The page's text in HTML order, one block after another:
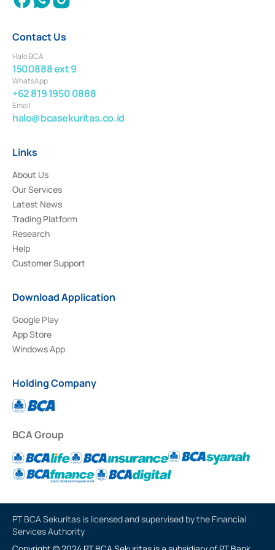
Contact Us
Halo BCA
1500888 ext 9
WhatsApp
+62 819 1950 0888
Email
halo@bcasekuritas.co.id
Links
About Us
Our Services
Latest News
Trading Platform
Research
Help
Customer Support
Download Application
Google Play
App Store
Windows App
Holding Company
BCA Group
PT BCA Sekuritas is licensed and supervised by the Financial
Services Authority